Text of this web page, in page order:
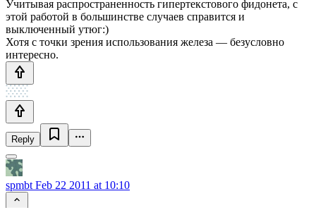
Учитывая распространенность гипертекстового фидонета, с
этой работой в большинстве случаев справится и
выключенный утюг:)
Хотя с точки зрения использования железа — безусловно
интересно.
Reply
spmbt Feb 22 2011 at 10:10